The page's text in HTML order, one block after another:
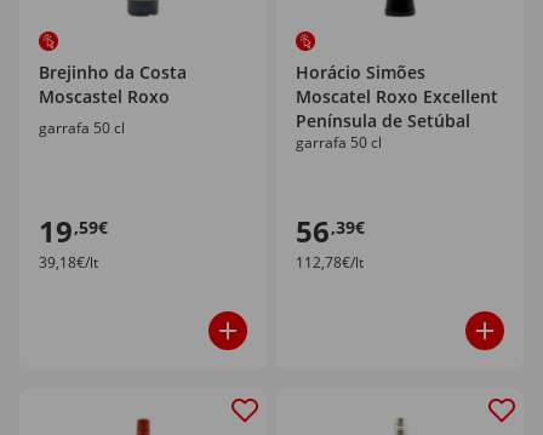
Brejinho da Costa
Moscastel Roxo
garrafa 50 cl
19,59€
39,18€/lt
Horácio Simões
Moscatel Roxo Excellent
Península de Setúbal
garrafa 50 cl
56,39€
112,78€/lt